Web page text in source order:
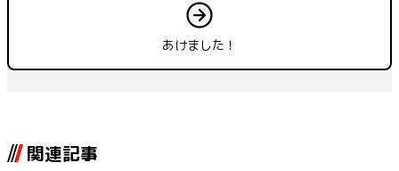
あけました！
関連記事